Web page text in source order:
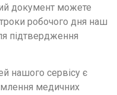
документ можете
робочого дня наш
підтвердження
нашого сервісу є
медичних